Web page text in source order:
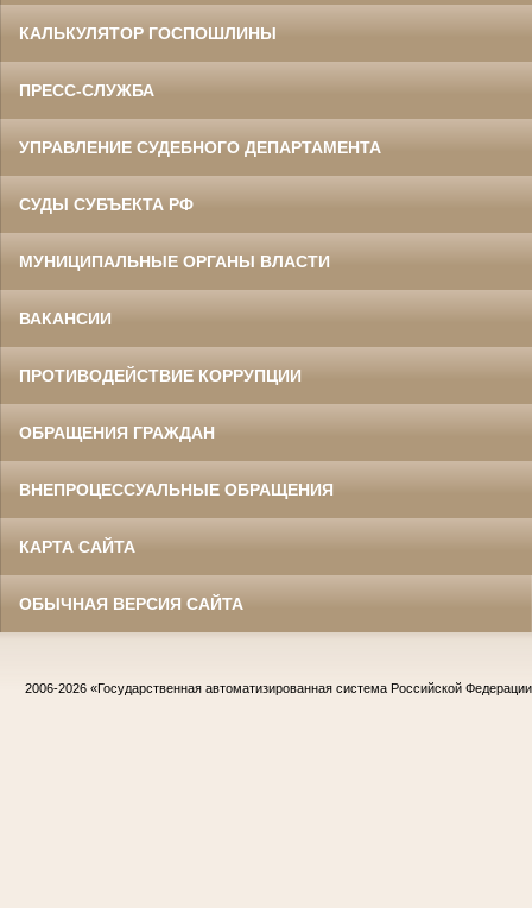
КАЛЬКУЛЯТОР ГОСПОШЛИНЫ
ПРЕСС-СЛУЖБА
УПРАВЛЕНИЕ СУДЕБНОГО ДЕПАРТАМЕНТА
СУДЫ СУБЪЕКТА РФ
МУНИЦИПАЛЬНЫЕ ОРГАНЫ ВЛАСТИ
ВАКАНСИИ
ПРОТИВОДЕЙСТВИЕ КОРРУПЦИИ
ОБРАЩЕНИЯ ГРАЖДАН
ВНЕПРОЦЕССУАЛЬНЫЕ ОБРАЩЕНИЯ
КАРТА САЙТА
ОБЫЧНАЯ ВЕРСИЯ САЙТА
2006-2026 «Государственная автоматизированная система Российской